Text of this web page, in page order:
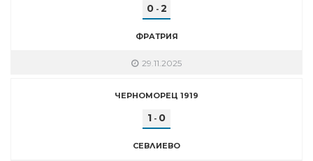
0- 2
ФРАТРИЯ
29.11.2025
ЧЕРНОМОРЕЦ 1919
1 - 0
СЕВЛИЕВО